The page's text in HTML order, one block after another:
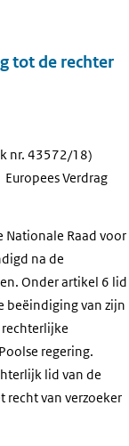
tot de rechter
nr. 43572/18)
Verdrag
Nationale Raad voor
na de
Onder artikel 6 lid
beëindiging van zijn
rechterlijke
regering.
lid van de
recht van verzoeker